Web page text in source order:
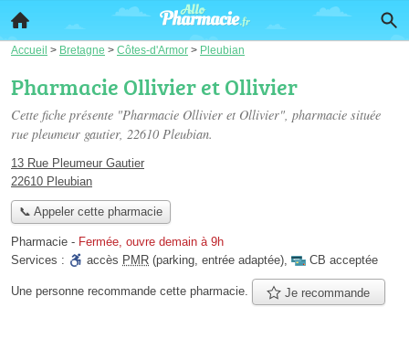
Accueil > Bretagne > Côtes-d'Armor > Pleubian
Pharmacie Ollivier et Ollivier
Cette fiche présente "Pharmacie Ollivier et Ollivier", pharmacie située
rue pleumeur gautier, 22610 Pleubian.
13 Rue Pleumeur Gautier
22610 Pleubian
📞 Appeler cette pharmacie
Pharmacie - Fermée, ouvre demain à 9h
Services :
accès PMR (parking, entrée adaptée), CB acceptée
Une personne recommande cette pharmacie. Je recommande